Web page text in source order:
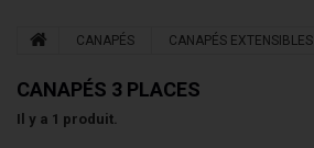
CANAPÉS CANAPÉS EXTENSIBLES
CANAPÉS 3 PLACES
Il y a 1 produit.